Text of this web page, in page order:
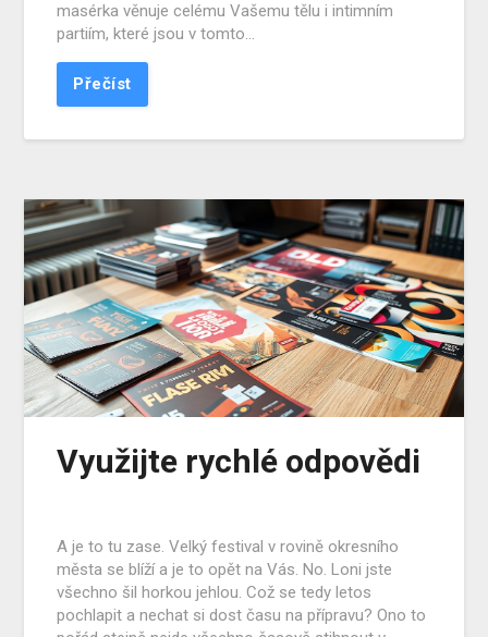
masérka věnuje celému Vašemu tělu i intimním
partiím, které jsou v tomto…
Přečíst
Využijte rychlé odpovědi
A je to tu zase. Velký festival v rovině okresního
města se blíží a je to opět na Vás. No. Loni jste
všechno šil horkou jehlou. Což se tedy letos
pochlapit a nechat si dost času na přípravu? Ono to